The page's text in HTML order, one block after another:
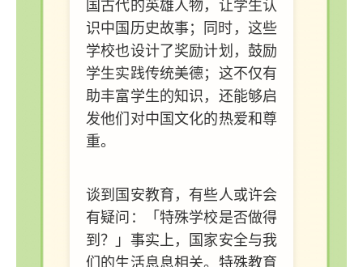
国古代的英雄人物，让学生认
识中国历史故事；同时，这些
学校也设计了奖励计划，鼓励
学生实践传统美德；这不仅有
助丰富学生的知识，还能够启
发他们对中国文化的热爱和尊
重。
谈到国安教育，有些人或许会
有疑问：「特殊学校是否做得
到？」事实上，国家安全与我
们的生活息息相关。特殊教育